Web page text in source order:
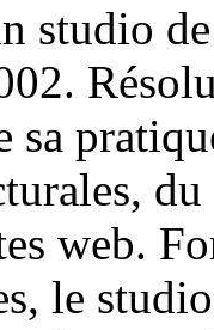
studio
sa
, du
web.
le